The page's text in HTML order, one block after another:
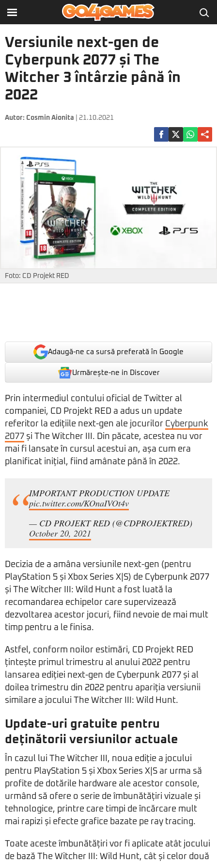
Versiunile next-gen de
Cyberpunk 2077 și The
Witcher 3 întârzie până în
2022
Autor: Cosmin Aionita | 21.10.2021
Foto: CD Projekt RED
Adaugă-ne ca sursă preferată în Google
Urmărește-ne in Discover
Prin intermediul contului oficial de Twitter al
companiei, CD Projekt RED a adus un update
referitor la edițiile next-gen ale jocurilor Cyberpunk
2077 și The Witcher III. Din păcate, acestea nu vor
mai fi lansate în cursul acestui an, așa cum era
planificat inițial, fiind amânate până în 2022.
IMPORTANT PRODUCTION UPDATE
pic.twitter.com/KOnaIVOt4v
— CD PROJEKT RED (@CDPROJEKTRED)
October 20, 2021
Decizia de a amâna versiunile next-gen (pentru
PlayStation 5 și Xbox Series X|S) de Cyberpunk 2077
și The Witcher III: Wild Hunt a fost luată la
recomandarea echipelor care supervizează
dezvoltarea acestor jocuri, fiind nevoie de mai mult
timp pentru a le finisa.
Astfel, conform noilor estimări, CD Projekt RED
țintește primul trimestru al anului 2022 pentru
lansarea ediției next-gen de Cyberpunk 2077 și al
doilea trimestru din 2022 pentru apariția versiunii
similare a jocului The Witcher III: Wild Hunt.
Update-uri gratuite pentru
deținătorii versiunilor actuale
În cazul lui The Witcher III, noua ediție a jocului
pentru PlayStation 5 și Xbox Series X|S ar urma să
profite de dotările hardware ale acestor console,
urmând să ofere o serie de îmbunătățiri vizuale și
tehnologice, printre care timpi de încărcare mult
mai rapizi și efecte grafice bazate pe ray tracing.
Toate aceste îmbunătățiri vor fi aplicate atât jocului
de bază The Witcher III: Wild Hunt, cât și celor două